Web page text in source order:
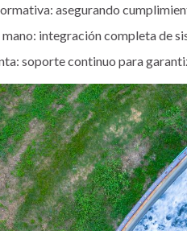
asegurando
mano: integración completa de
soporte continuo para